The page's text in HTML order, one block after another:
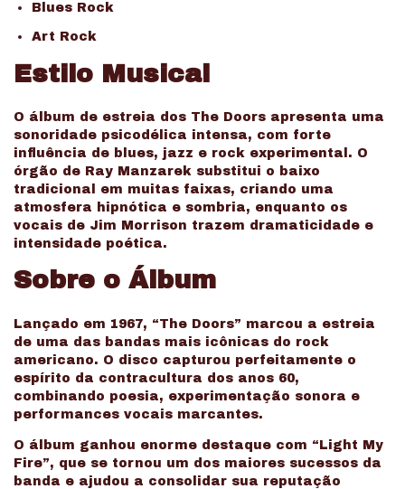
Blues Rock
Art Rock
Estilo Musical
O álbum de estreia dos The Doors apresenta uma
sonoridade psicodélica intensa, com forte
influência de blues, jazz e rock experimental. O
órgão de Ray Manzarek substitui o baixo
tradicional em muitas faixas, criando uma
atmosfera hipnótica e sombria, enquanto os
vocais de Jim Morrison trazem dramaticidade e
intensidade poética.
Sobre o Álbum
Lançado em 1967, “The Doors” marcou a estreia
de uma das bandas mais icônicas do rock
americano. O disco capturou perfeitamente o
espírito da contracultura dos anos 60,
combinando poesia, experimentação sonora e
performances vocais marcantes.
O álbum ganhou enorme destaque com “Light My
Fire”, que se tornou um dos maiores sucessos da
banda e ajudou a consolidar sua reputação